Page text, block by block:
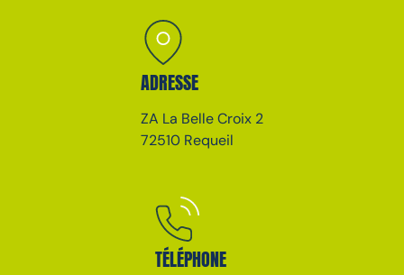
ADRESSE
ZA La Belle Croix 2
72510 Requeil
TÉLÉPHONE